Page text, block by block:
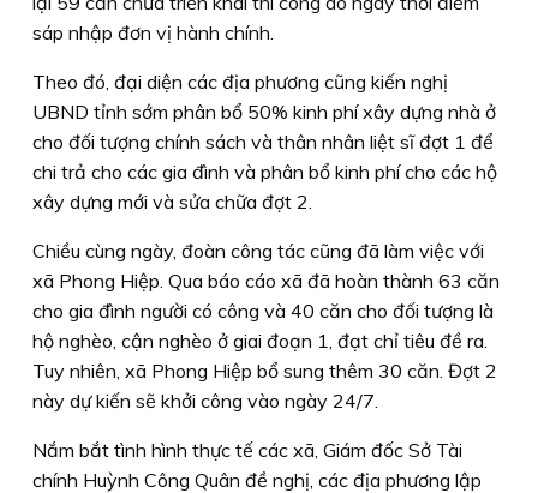
sáp nhập đơn vị hành chính.
Theo đó, đại diện các địa phương cũng kiến nghị
UBND tỉnh sớm phân bổ 50% kinh phí xây dựng nhà ở
cho đối tượng chính sách và thân nhân liệt sĩ đợt 1 để
chi trả cho các gia đình và phân bổ kinh phí cho các hộ
xây dựng mới và sửa chữa đợt 2.
Chiều cùng ngày, đoàn công tác cũng đã làm việc với
xã Phong Hiệp. Qua báo cáo xã đã hoàn thành 63 căn
cho gia đình người có công và 40 căn cho đối tượng là
hộ nghèo, cận nghèo ở giai đoạn 1, đạt chỉ tiêu đề ra.
Tuy nhiên, xã Phong Hiệp bổ sung thêm 30 căn. Đợt 2
này dự kiến sẽ khởi công vào ngày 24/7.
Nắm bắt tình hình thực tế các xã, Giám đốc Sở Tài
chính Huỳnh Công Quân đề nghị, các địa phương lập